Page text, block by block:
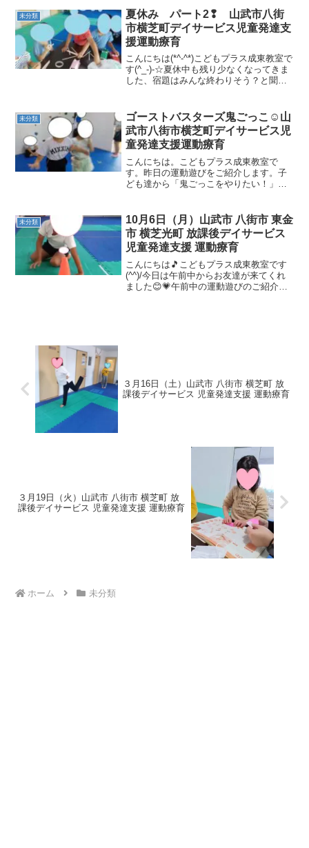
未分類
夏休み パート2❢ 山武市八街
市横芝町デイサービス児童発達支
援運動療育
こんにちは(*^-^*)こどもプラス成東教室で
す(^_-)-☆夏休中も残り少なくなってきま
した、宿題はみんな終わりそう？と聞く
す！！こどもプラス成東教室も26日27日
の...
未分類
ゴーストバスターズ鬼ごっこ☺山
武市八街市横芝町デイサービス児
童発達支援運動療育
こんにちは。こどもプラス成東教室で
す。昨日の運動遊びをご紹介します。子
ども達から「鬼ごっこをやりたい！」と
た☺☺ コーンの掃除機に吸われないよ
うにと逃げる子どもたち...
未分類
10月6日（月）山武市 八街市 東金
市 横芝光町 放課後デイサービス
児童発達支援 運動療育
こんにちは🎵こどもプラス成東教室です
(^^)/今日は午前中からお友達が来てくれ
ました😊💗午前中の運動遊びのご紹介で
３月16日（土）山武市 八街市 横芝町 放
課後デイサービス 児童発達支援 運動療育
３月19日（火）山武市 八街市 横芝町 放
課後デイサービス 児童発達支援 運動療育
ホーム 未分類